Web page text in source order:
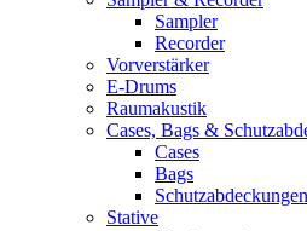
Sampler
Recorder
Vorverstärker
E-Drums
Raumakustik
Cases, Bags &
Cases
Bags
Schutzabdeckungen
Stative